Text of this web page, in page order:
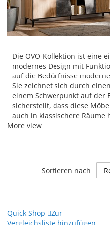
Die OVO-Kollektion ist eine
modernes Design mit
auf die Bedürfnisse
Sie zeichnet sich durch
einem Schwerpunkt auf der
sicherstellt, dass diese
auch in klassischere Räume
Hergestellt aus hochwertiger
einem einzigartigen Stil.
Kanten verleihen Eleganz
Charakter jedes Elements.
und Wandregale, was die
More view
Sortieren nach
Quick Shop
Zur
Vergleichsliste hinzufügen